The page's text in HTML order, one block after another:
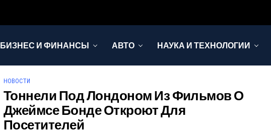
БИЗНЕС И ФИНАНСЫ АВТО НАУКА И ТЕХНОЛОГИИ
НОВОСТИ
Тоннели Под Лондоном Из Фильмов О
Джеймсе Бонде Откроют Для
Посетителей